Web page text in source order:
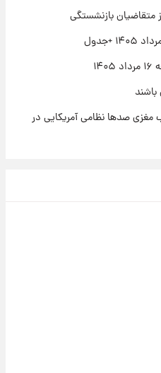
طلا فردا
صدها نظامی آمریکایی در